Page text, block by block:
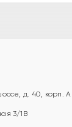
шоссе, д. 40, корп. А
3/1В